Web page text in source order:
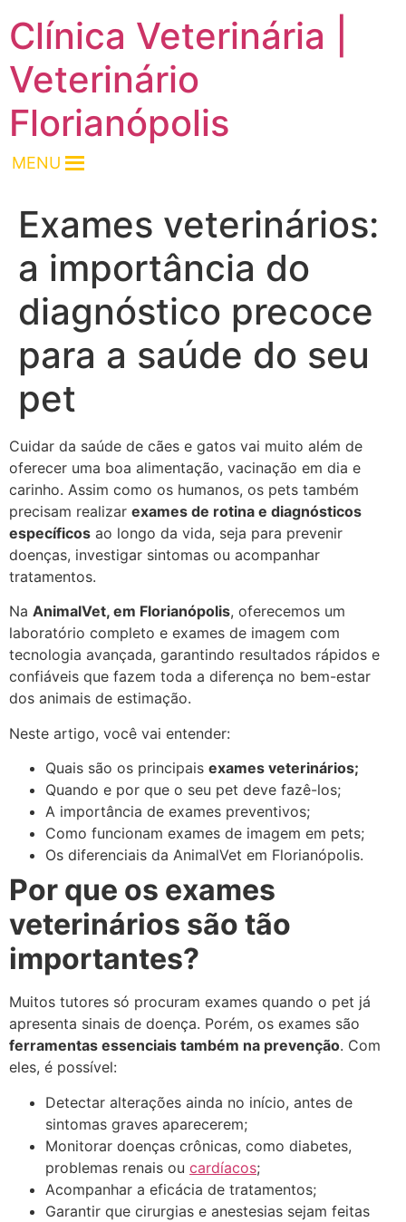
Clínica Veterinária |
Veterinário
Florianópolis
MENU
Exames veterinários:
a importância do
diagnóstico precoce
para a saúde do seu
pet
Cuidar da saúde de cães e gatos vai muito além de
oferecer uma boa alimentação, vacinação em dia e
carinho. Assim como os humanos, os pets também
precisam realizar exames de rotina e diagnósticos
específicos ao longo da vida, seja para prevenir
doenças, investigar sintomas ou acompanhar
tratamentos.
Na AnimalVet, em Florianópolis, oferecemos um
laboratório completo e exames de imagem com
tecnologia avançada, garantindo resultados rápidos e
confiáveis que fazem toda a diferença no bem-estar
dos animais de estimação.
Neste artigo, você vai entender:
Quais são os principais exames veterinários;
Quando e por que o seu pet deve fazê-los;
A importância de exames preventivos;
Como funcionam exames de imagem em pets;
Os diferenciais da AnimalVet em Florianópolis.
Por que os exames
veterinários são tão
importantes?
Muitos tutores só procuram exames quando o pet já
apresenta sinais de doença. Porém, os exames são
ferramentas essenciais também na prevenção. Com
eles, é possível:
Detectar alterações ainda no início, antes de
sintomas graves aparecerem;
Monitorar doenças crônicas, como diabetes,
problemas renais ou cardíacos;
Acompanhar a eficácia de tratamentos;
Garantir que cirurgias e anestesias sejam feitas